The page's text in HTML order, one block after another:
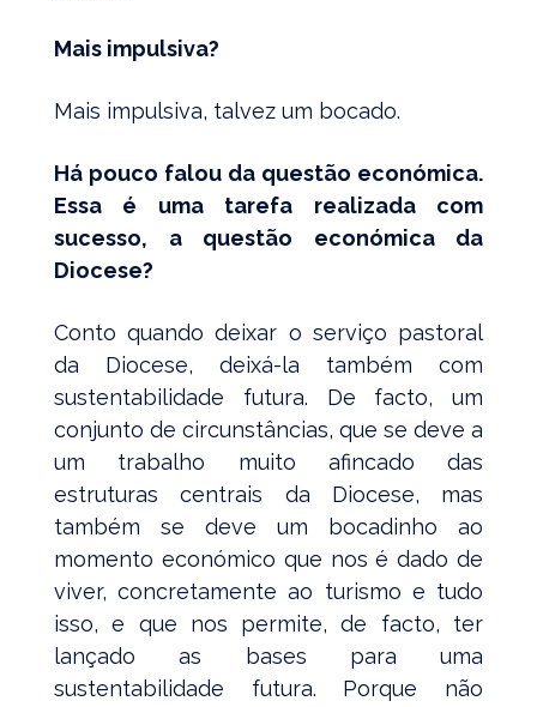
Mais impulsiva?
Mais impulsiva, talvez um bocado.
Há pouco falou da questão económica.
Essa é uma tarefa realizada com
sucesso, a questão económica da
Diocese?
Conto quando deixar o serviço pastoral
da Diocese, deixá-la também com
sustentabilidade futura. De facto, um
conjunto de circunstâncias, que se deve a
um trabalho muito afincado das
estruturas centrais da Diocese, mas
também se deve um bocadinho ao
momento económico que nos é dado de
viver, concretamente ao turismo e tudo
isso, e que nos permite, de facto, ter
lançado as bases para uma
sustentabilidade futura. Porque não